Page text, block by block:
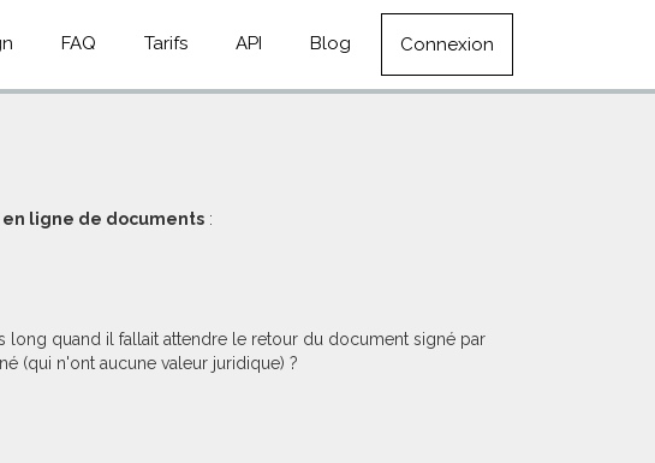
FAQ Tarifs API Blog Connexion
ligne de documents :
long quand il fallait attendre le retour du document signé par
(qui n'ont aucune valeur juridique) ?